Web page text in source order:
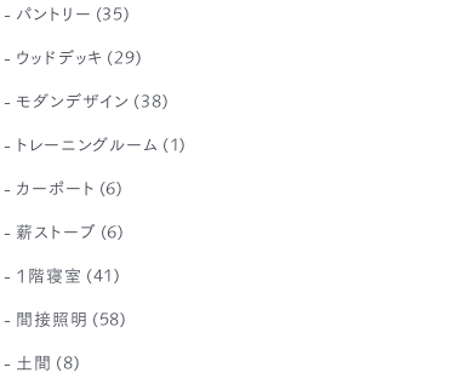
パントリー (35)
ウッドデッキ (29)
モダンデザイン (38)
トレーニングルーム (1)
カーポート (6)
薪ストーブ (6)
1階寝室 (41)
間接照明 (58)
土間 (8)